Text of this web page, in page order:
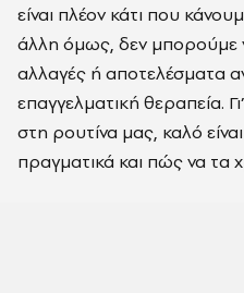
είναι πλέον κάτι που
άλλη όμως, δεν μπορούμε
αλλαγές ή αποτελέσματα
επαγγελματική θεραπεία.
στη ρουτίνα μας, καλό
πραγματικά και πώς να τα